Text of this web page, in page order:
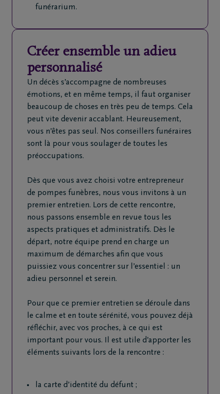
funérarium.
Créer ensemble un adieu
personnalisé
Un décès s’accompagne de nombreuses
émotions, et en même temps, il faut organiser
beaucoup de choses en très peu de temps. Cela
peut vite devenir accablant. Heureusement,
vous n’êtes pas seul. Nos conseillers funéraires
sont là pour vous soulager de toutes les
préoccupations.
Dès que vous avez choisi votre entrepreneur
de pompes funèbres, nous vous invitons à un
premier entretien. Lors de cette rencontre,
nous passons ensemble en revue tous les
aspects pratiques et administratifs. Dès le
départ, notre équipe prend en charge un
maximum de démarches afin que vous
puissiez vous concentrer sur l’essentiel : un
adieu personnel et serein.
Pour que ce premier entretien se déroule dans
le calme et en toute sérénité, vous pouvez déjà
réfléchir, avec vos proches, à ce qui est
important pour vous. Il est utile d’apporter les
éléments suivants lors de la rencontre :
la carte d’identité du défunt ;